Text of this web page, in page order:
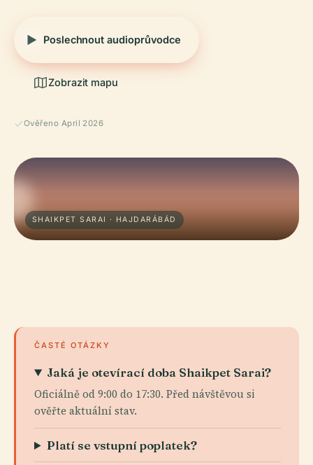
Poslechnout audioprůvodce
Zobrazit mapu
Ověřeno April 2026
SHAIKPET SARAI · HAJDARÁBÁD
ČASTÉ OTÁZKY
Jaká je otevírací doba Shaikpet Sarai?
Oficiálně od 9:00 do 17:30. Před návštěvou si
ověřte aktuální stav.
Platí se vstupní poplatek?